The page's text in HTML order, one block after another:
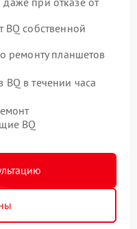
собственной
ремонту планшетов
в течении часа
BQ